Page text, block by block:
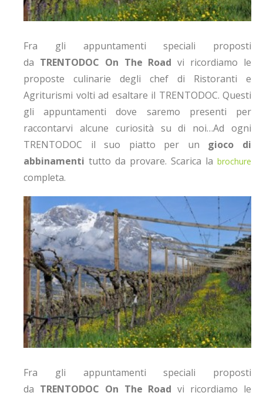
Fra gli appuntamenti speciali proposti
da TRENTODOC On The Road vi ricordiamo le
proposte culinarie degli chef di Ristoranti e
Agriturismi volti ad esaltare il TRENTODOC. Questi
gli appuntamenti dove saremo presenti per
raccontarvi alcune curiosità su di noi…Ad ogni
TRENTODOC il suo piatto per un gioco di
abbinamenti tutto da provare. Scarica la brochure
completa.
Fra gli appuntamenti speciali proposti
da TRENTODOC On The Road vi ricordiamo le